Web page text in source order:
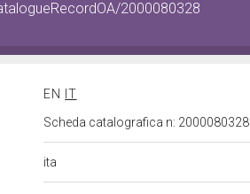
2000080328
EN
IT
Scheda catalografica n: 2000080328
ita